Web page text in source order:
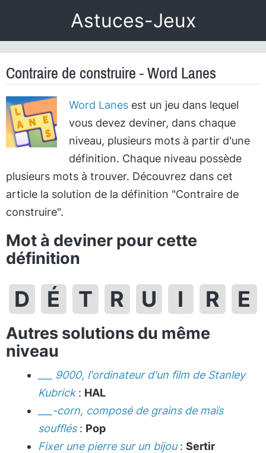
Astuces-Jeux
Contraire de construire - Word Lanes
Word Lanesest un jeu dans lequel
vous devez deviner, dans chaque
niveau, plusieurs mots à partir d'une
définition. Chaque niveau possède
plusieurs mots à trouver. Découvrez dans cet
article la solution de la définition "Contraire de
construire".
Mot à deviner pour cette
définition
D É T R U I R E
Autres solutions du même
niveau
___ 9000, l'ordinateur d'un film de Stanley
Kubrick: HAL
___-corn, composé de grains de maïs
soufflés: Pop
Fixer une pierre sur un bijou: Sertir